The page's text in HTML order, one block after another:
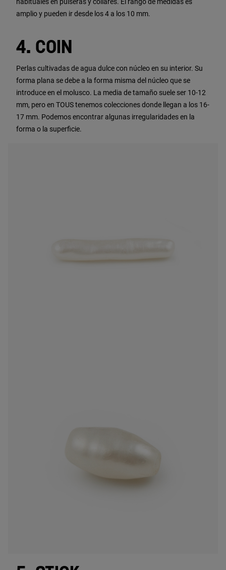
amplio y pueden ir desde los 4 a los 10 mm.
4. COIN
Perlas cultivadas de agua dulce con núcleo en su interior. Su
forma plana se debe a la forma misma del núcleo que se
introduce en el molusco. La media de tamaño suele ser 10-12
mm, pero en TOUS tenemos colecciones donde llegan a los 16-
17 mm. Podemos encontrar algunas irregularidades en la
forma o la superficie.